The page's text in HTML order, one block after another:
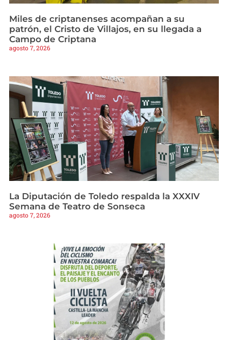
Miles de criptanenses acompañan a su
patrón, el Cristo de Villajos, en su llegada a
Campo de Criptana
agosto 7, 2026
La Diputación de Toledo respalda la XXXIV
Semana de Teatro de Sonseca
agosto 7, 2026